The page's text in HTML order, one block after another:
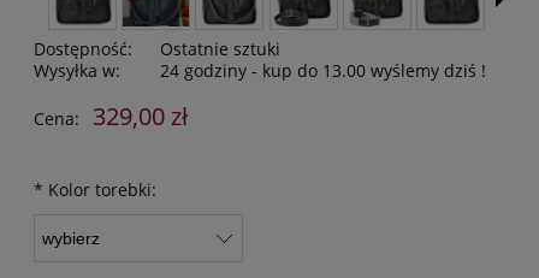
Dostępność:
Ostatnie sztuki
Wysyłka w:
24 godziny - kup do 13.00 wyślemy dziś !
Cena: 329,00 zł
* Kolor torebki: